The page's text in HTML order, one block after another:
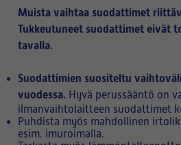
Muista vaihtaa suodattimet
Tukkeutuneet suodattimet eivät
tavalla.
Suodattimien suositeltu
vuodessa. Hyvä perussääntö on
ilmanvaihtolaitteen suodattimet
Puhdista myös mahdollinen
esim. imuroimalla.